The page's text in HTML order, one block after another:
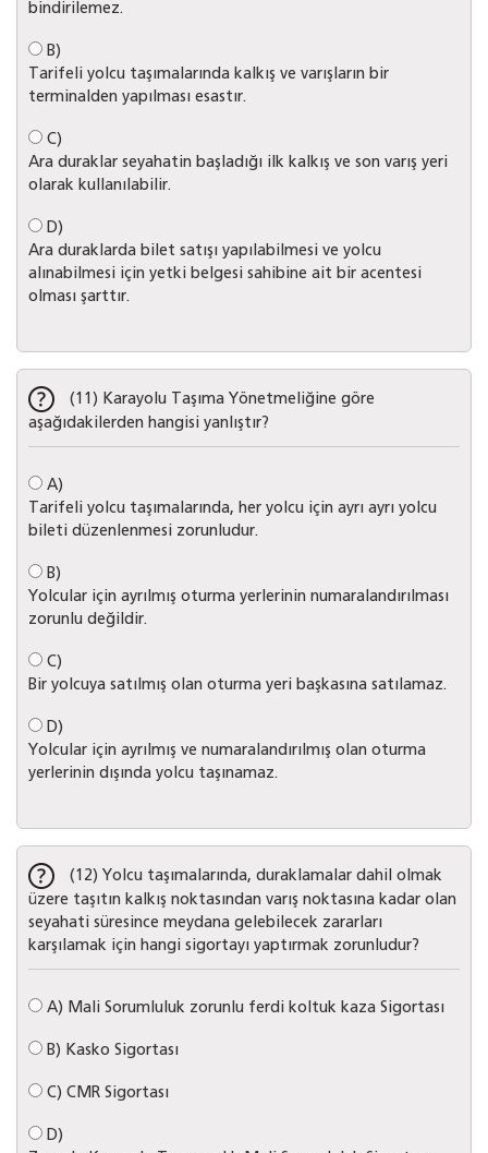
bindirilemez.
B)
Tarifeli yolcu taşımalarında kalkış ve varışların bir
terminalden yapılması esastır.
C)
Ara duraklar seyahatin başladığı ilk kalkış ve son varış yeri
olarak kullanılabilir.
D)
Ara duraklarda bilet satışı yapılabilmesi ve yolcu
alınabilmesi için yetki belgesi sahibine ait bir acentesi
olması şarttır.
(11) Karayolu Taşıma Yönetmeliğine göre
aşağıdakilerden hangisi yanlıştır?
A)
Tarifeli yolcu taşımalarında, her yolcu için ayrı ayrı yolcu
bileti düzenlenmesi zorunludur.
B)
Yolcular için ayrılmış oturma yerlerinin numaralandırılması
zorunlu değildir.
C)
Bir yolcuya satılmış olan oturma yeri başkasına satılamaz.
D)
Yolcular için ayrılmış ve numaralandırılmış olan oturma
yerlerinin dışında yolcu taşınamaz.
(12) Yolcu taşımalarında, duraklamalar dahil olmak
üzere taşıtın kalkış noktasından varış noktasına kadar olan
seyahati süresince meydana gelebilecek zararları
karşılamak için hangi sigortayı yaptırmak zorunludur?
A) Mali Sorumluluk zorunlu ferdi koltuk kaza Sigortası
B) Kasko Sigortası
C) CMR Sigortası
D)